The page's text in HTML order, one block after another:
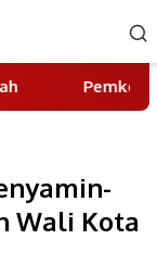
Tangsel
Wali Kota